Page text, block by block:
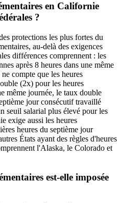
en Californie
?
protections les plus fortes du
au-delà des exigences
différences comprennent : les
après 8 heures dans une même
compte que les heures
(2x) pour les heures
même journée, le taux double
jour consécutif travaillé
seuil salarial plus élevé pour les
exige aussi les heures
heures du septième jour
États ayant des règles d'heures
l'Alaska, le Colorado et
est-elle imposée